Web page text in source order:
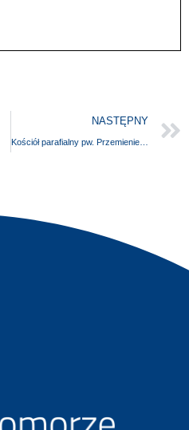
NASTĘPNY
Kościół parafialny pw. Przemienienia Pańskiego